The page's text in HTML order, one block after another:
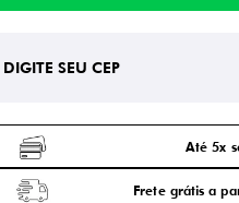
Até 5x
Frete grátis a